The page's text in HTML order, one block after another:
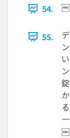
54. ￼
55.
￼